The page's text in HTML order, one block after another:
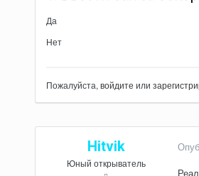
Да
Нет
Пожалуйста, войдите или
Hitvik
Юный открыватель